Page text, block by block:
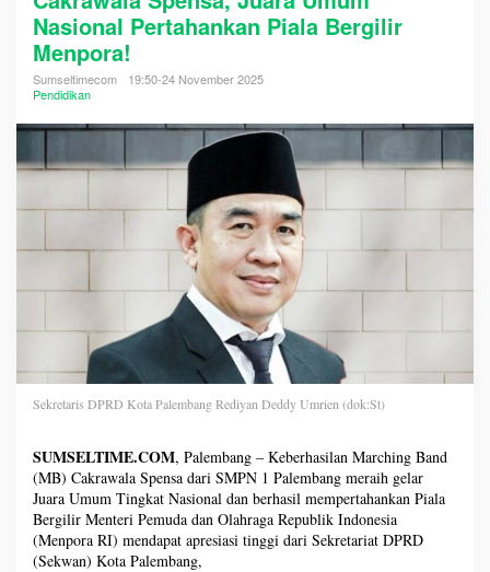
Nasional Pertahankan Piala Bergilir
Menpora!
Sumseltimecom
19:50-24 November 2025
Pendidikan
Sekretaris DPRD Kota Palembang Rediyan Deddy Umrien (dok:St)
SUMSELTIME.COM, Palembang – Keberhasilan Marching Band
(MB) Cakrawala Spensa dari SMPN 1 Palembang meraih gelar
Juara Umum Tingkat Nasional dan berhasil mempertahankan Piala
Bergilir Menteri Pemuda dan Olahraga Republik Indonesia
(Menpora RI) mendapat apresiasi tinggi dari Sekretariat DPRD
(Sekwan) Kota Palembang,